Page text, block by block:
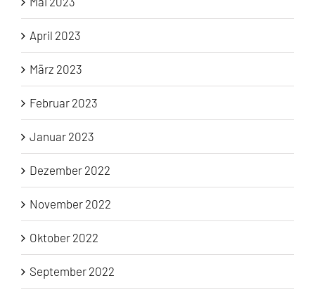
April 2023
März 2023
Februar 2023
Januar 2023
Dezember 2022
November 2022
Oktober 2022
September 2022